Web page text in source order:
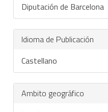
Diputación de Barcelona
Idioma de Publicación
Castellano
Ambito geográfico